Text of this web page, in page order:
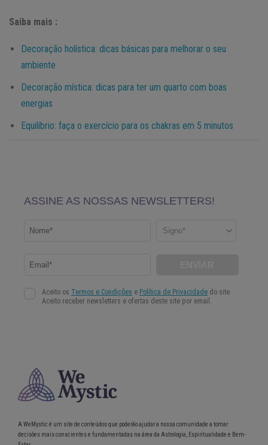
Saiba mais :
Decoração holística: dicas básicas para melhorar o seu
ambiente
Decoração mística: dicas para ter um quarto com boas
energias
Equilíbrio: faça o exercício para os chakras em 5 minutos
A WeMystic é um site de conteúdos que poderão ajudar a nossa comunidade a tomar
decisões mais conscientes e fundamentadas na área da Astrologia, Espiritualidade e Bem-